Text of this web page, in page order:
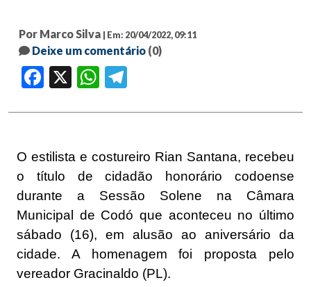
Por Marco Silva | Em: 20/04/2022, 09:11
Deixe um comentário (0)
Facebook WhatsApp
O estilista e costureiro Rian Santana, recebeu
o título de cidadão honorário codoense
durante a Sessão Solene na Câmara
Municipal de Codó que aconteceu no último
sábado (16), em alusão ao aniversário da
cidade. A homenagem foi proposta pelo
vereador Gracinaldo (PL).